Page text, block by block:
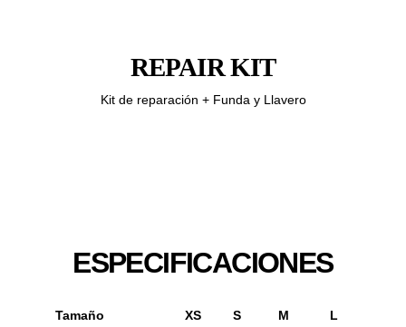
REPAIR KIT
Kit de reparación + Funda y Llavero
ESPECIFICACIONES
Tamaño XS S M L